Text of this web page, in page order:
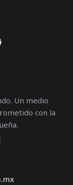
Un medio
con la